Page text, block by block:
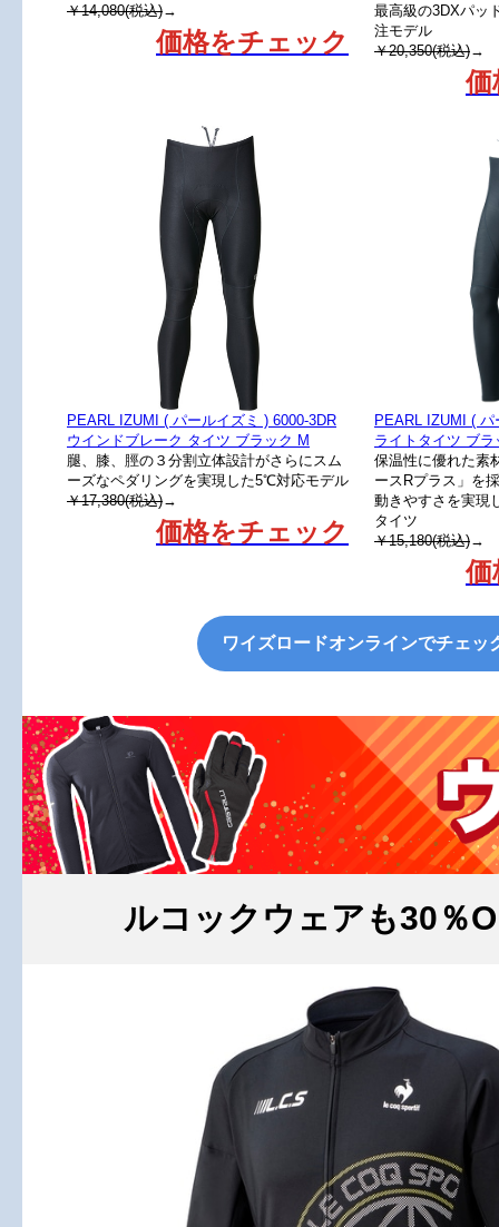
￥14,080(税込)→
価格をチェック
最高級の3DXパッ
注モデル
￥20,350(税込)→
価
PEARL IZUMI ( パールイズミ ) 6000-3DR
ウインドブレーク タイツ ブラック M
腿、膝、脛の３分割立体設計がさらにスム
ーズなペダリングを実現した5℃対応モデル
￥17,380(税込)→
価格をチェック
PEARL IZUMI (
ライトタイツ ブラ
保温性に優れた素
ースRプラス」を
動きやすさを実現
タイツ
￥15,180(税込)→
価
ワイズロードオンラインでチェッ
ルコックウェアも30％